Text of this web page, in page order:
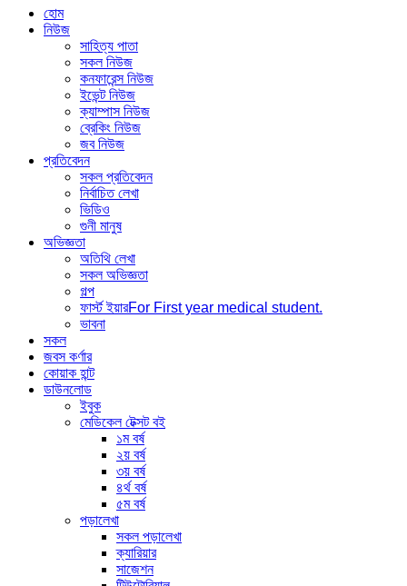
হোম
নিউজ
সাহিত্য পাতা
সকল নিউজ
কনফারেন্স নিউজ
ইভেন্ট নিউজ
ক্যাম্পাস নিউজ
ব্রেকিং নিউজ
জব নিউজ
প্রতিবেদন
সকল প্রতিবেদন
নির্বাচিত লেখা
ভিডিও
গুনী মানুষ
অভিজ্ঞতা
অতিথি লেখা
সকল অভিজ্ঞতা
গল্প
ফার্স্ট ইয়ারFor First year medical student.
ভাবনা
সকল
জবস কর্ণার
কোয়াক হান্ট
ডাউনলোড
ইবুক
মেডিকেল টেক্সট বই
১ম বর্ষ
২য় বর্ষ
৩য় বর্ষ
৪র্থ বর্ষ
৫ম বর্ষ
পড়ালেখা
সকল পড়ালেখা
ক্যারিয়ার
সাজেশন